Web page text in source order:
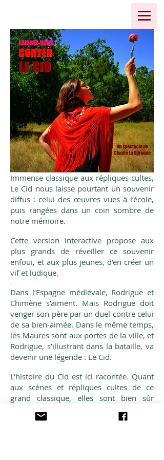
Immense classique aux répliques cultes,
Le Cid nous laisse pourtant un souvenir
diffus : celui des œuvres vues à l’école,
puis rangées dans un coin sombre de
notre mémoire.
Cette version interactive propose aux
plus grands de réveiller ce souvenir
enfoui, et aux plus jeunes, d’en créer un
vif et ludique.
.
Dans l’Espagne médiévale, Rodrigue et
Chimène s’aiment. Mais Rodrigue doit
venger son père par un duel contre celui
de sa bien-aimée. Dans le même temps,
les Maures sont aux portes de la ville, et
Rodrigue, s’illustrant dans la bataille, va
devenir une légende : Le Cid.
L’histoire du Cid est ici racontée. Quant
aux scènes et répliques cultes de ce
grand classique, elles sont bien sûr